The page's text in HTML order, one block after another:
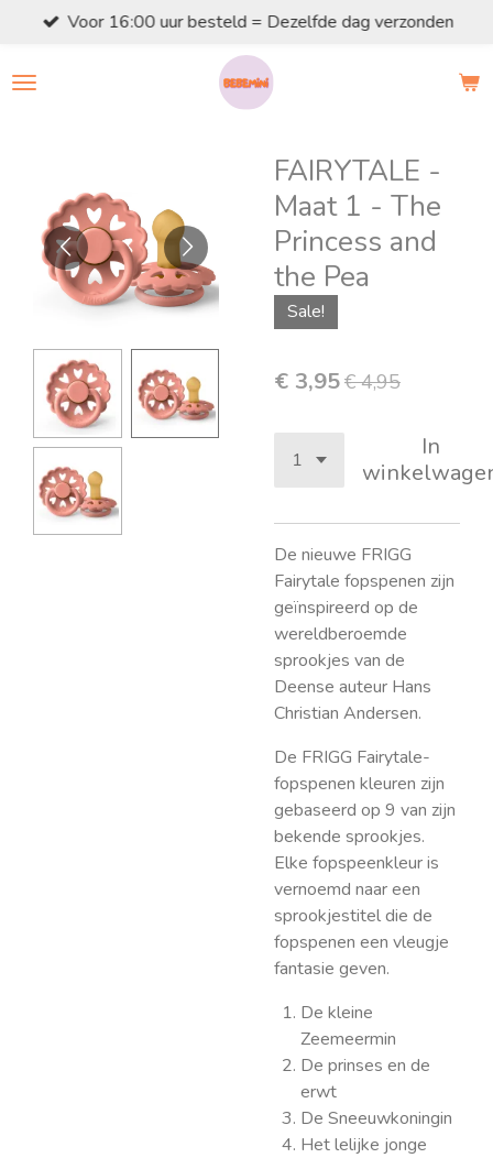
naar
Voor 16:00 uur besteld = Dezelfde dag verzonden
FAIRYTALE -
Maat 1 - The
Princess and
the Pea
Sale!
€ 3,95€ 4,95
In
De nieuwe FRIGG
Fairytale fopspenen zijn
geïnspireerd op de
wereldberoemde
sprookjes van de
Deense auteur Hans
Christian Andersen.
De FRIGG Fairytale-
fopspenen kleuren zijn
gebaseerd op 9 van zijn
bekende sprookjes.
Elke fopspeenkleur is
vernoemd naar een
sprookjestitel die de
fopspenen een vleugje
fantasie geven.
De kleine
Zeemeermin
De prinses en de
erwt
De Sneeuwkoningin
Het lelijke jonge